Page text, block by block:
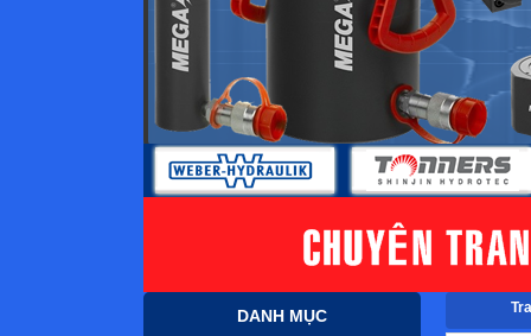
DANH MỤC